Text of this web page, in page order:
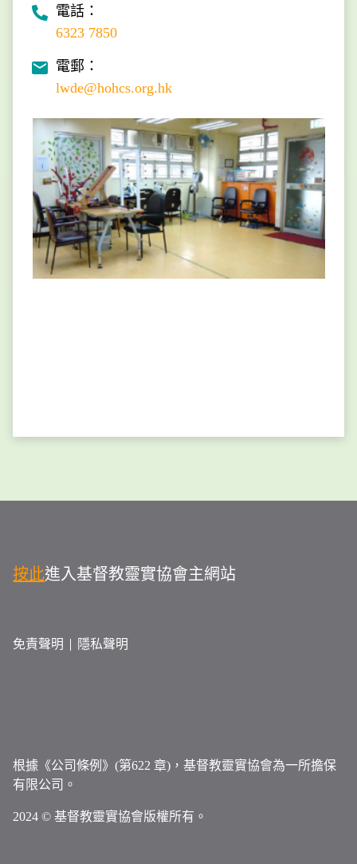
電話：
6323 7850
電郵：
lwde@hohcs.org.hk
按此進入基督教靈實協會主網站
免責聲明 隱私聲明
根據《公司條例》(第622 章)，基督教靈實協會為一所擔保
有限公司。
2024 © 基督教靈實協會版權所有。